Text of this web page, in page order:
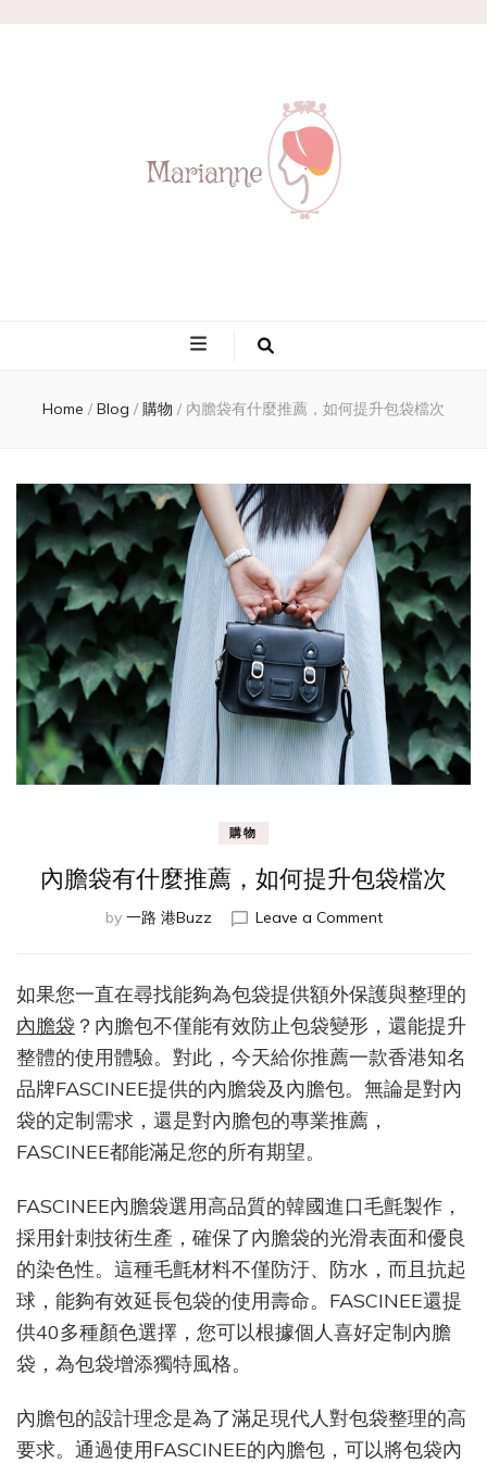
Marianne
Home / Blog / 購物 / 內膽袋有什麼推薦，如何提升包袋檔次
購物
內膽袋有什麼推薦，如何提升包袋檔次
by 一路 港Buzz Leave a Commenton
袋
有
什
麼
推
薦，
包
袋
檔
次
如果您一直在尋找能夠為包袋提供額外保護與整理的
內膽袋 ？內膽包不僅能有效防止包袋變形，還能提升
整體的使用體驗。對此，今天給你推薦一款香港知名
品牌FASCINEE提供的內膽袋及內膽包。無論是對內
袋的定制需求，還是對內膽包的專業推薦，
FASCINEE都能滿足您的所有期望。
FASCINEE內膽袋選用高品質的韓國進口毛氈製作，
採用針刺技術生產，確保了內膽袋的光滑表面和優良
的染色性。這種毛氈材料不僅防汙、防水，而且抗起
球，能夠有效延長包袋的使用壽命。FASCINEE還提
供40多種顏色選擇，您可以根據個人喜好定制內膽
袋，為包袋增添獨特風格。
內膽包的設計理念是為了滿足現代人對包袋整理的高
要求。通過使用FASCINEE的內膽包，可以將包袋內